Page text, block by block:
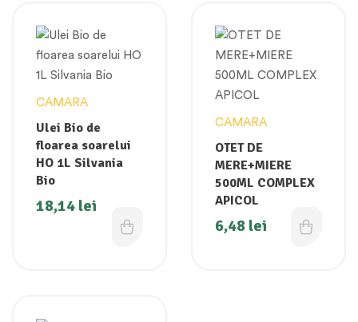
CAMARA
Ulei Bio de
floarea soarelui
HO 1L Silvania
Bio
18,14 lei
CAMARA
OTET DE
MERE+MIERE
500ML COMPLEX
APICOL
6,48 lei